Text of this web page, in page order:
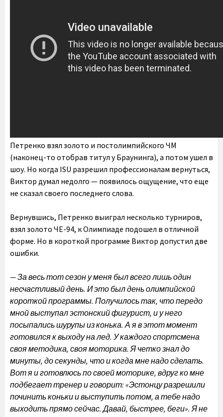
Петренко взял золото и постолимпийского ЧМ
(наконец-то отобрав титул у Браунинга), а потом ушел в
шоу. Но когда ISU разрешил профессионалам вернуться,
Виктор думал недолго — появилось ощущение, что еще
не сказал своего последнего слова.
Вернувшись, Петренко выиграл несколько турниров,
взял золото ЧЕ-94, к Олимпиаде подошел в отличной
форме. Но в короткой программе Виктор допустил две
ошибки.
— За весь тот сезон у меня был всего лишь один
несчастливый день. И это был день олимпийской
короткой программы. Получилось так, что передо
мной выступал эстонский фигурист, и у него
посыпались шурупы из конька. А я в этот момент
готовился к выходу на лед. У каждого спортсмена
своя методика, своя моторика. Я четко знал до
минуты, до секунды, что и когда мне надо сделать.
Вот я и готовлюсь по своей моторике, вдруг ко мне
подбегает тренер и говорит: «Эстонцу разрешили
починить коньки и выступить потом, а тебе надо
выходить прямо сейчас. Давай, быстрее, беги». Я не